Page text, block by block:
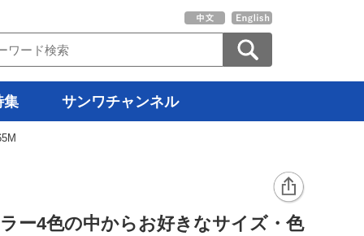
集 サンワチャンネル
ー4色の中からお好きなサイズ・色